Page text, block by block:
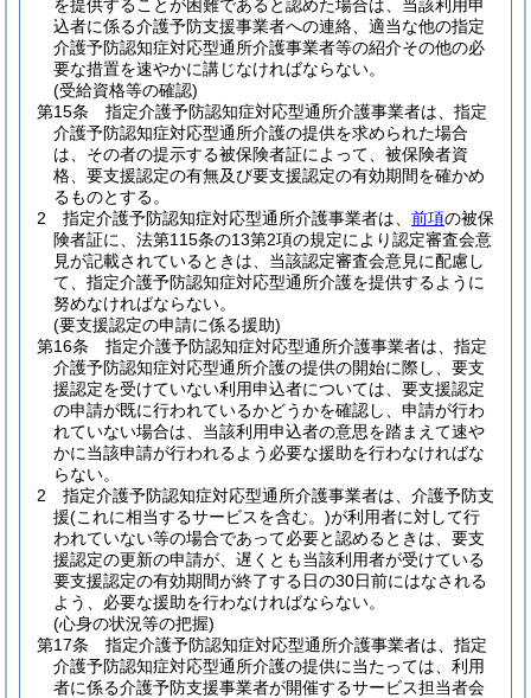
を提供することが困難であると認めた場合は、当該利用申
込者に係る介護予防支援事業者への連絡、適当な他の指定
介護予防認知症対応型通所介護事業者等の紹介その他の必
要な措置を速やかに講じなければならない。
(受給資格等の確認)
第15条
指定介護予防認知症対応型通所介護事業者は、指定
介護予防認知症対応型通所介護の提供を求められた場合
は、その者の提示する被保険者証によって、被保険者資
格、要支援認定の有無及び要支援認定の有効期間を確かめ
るものとする。
2
指定介護予防認知症対応型通所介護事業者は、 前項の被保
険者証に、法第115条の13第2項の規定により認定審査会意
見が記載されているときは、当該認定審査会意見に配慮し
て、指定介護予防認知症対応型通所介護を提供するように
努めなければならない。
(要支援認定の申請に係る援助)
第16条
指定介護予防認知症対応型通所介護事業者は、指定
介護予防認知症対応型通所介護の提供の開始に際し、要支
援認定を受けていない利用申込者については、要支援認定
の申請が既に行われているかどうかを確認し、申請が行わ
れていない場合は、当該利用申込者の意思を踏まえて速や
かに当該申請が行われるよう必要な援助を行わなければな
らない。
2
指定介護予防認知症対応型通所介護事業者は、介護予防支
援(これに相当するサービスを含む。)が利用者に対して行
われていない等の場合であって必要と認めるときは、要支
援認定の更新の申請が、遅くとも当該利用者が受けている
要支援認定の有効期間が終了する日の30日前にはなされる
よう、必要な援助を行わなければならない。
(心身の状況等の把握)
第17条
指定介護予防認知症対応型通所介護事業者は、指定
介護予防認知症対応型通所介護の提供に当たっては、利用
者に係る介護予防支援事業者が開催するサービス担当者会